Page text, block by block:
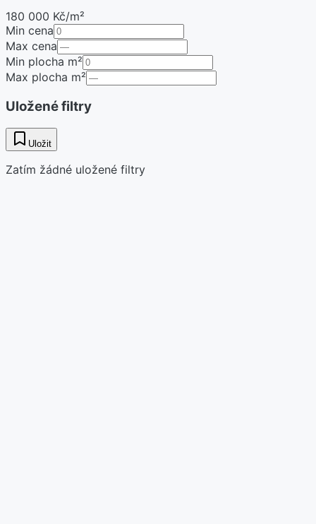
180 000 Kč/m²
Min cena
Max cena
Min plocha m²
Max plocha m²
Uložené filtry
Uložit
Zatím žádné uložené filtry